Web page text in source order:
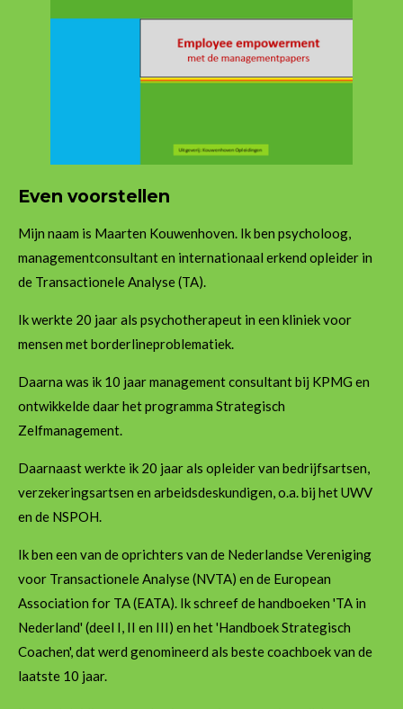
Even voorstellen
Mijn naam is Maarten Kouwenhoven. Ik ben psycholoog,
managementconsultant en internationaal erkend opleider in
de Transactionele Analyse (TA).
Ik werkte 20 jaar als psychotherapeut in een kliniek voor
mensen met borderlineproblematiek.
Daarna was ik 10 jaar management consultant bij KPMG en
ontwikkelde daar het programma Strategisch
Zelfmanagement.
Daarnaast werkte ik 20 jaar als opleider van bedrijfsartsen,
verzekeringsartsen en arbeidsdeskundigen, o.a. bij het UWV
en de NSPOH.
Ik ben een van de oprichters van de Nederlandse Vereniging
voor Transactionele Analyse (NVTA) en de European
Association for TA (EATA). Ik schreef de handboeken 'TA in
Nederland' (deel I, II en III) en het 'Handboek Strategisch
Coachen', dat werd genomineerd als beste coachboek van de
laatste 10 jaar.